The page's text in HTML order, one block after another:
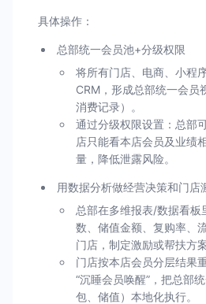
具体操作：
总部统一会员池+分级权限
将所有门店、电商、小程
CRM，形成总部统一会员
消费记录）。
通过分级权限设置：总部
店只能看本店会员及业绩
量，降低泄露风险。
用数据分析做经营决策和门店
总部在多维报表/数据看板
数、储值金额、复购率、
门店，制定激励或帮扶方案
门店按本店会员分层结果
“沉睡会员唤醒”，把总部
包、储值）本地化执行。